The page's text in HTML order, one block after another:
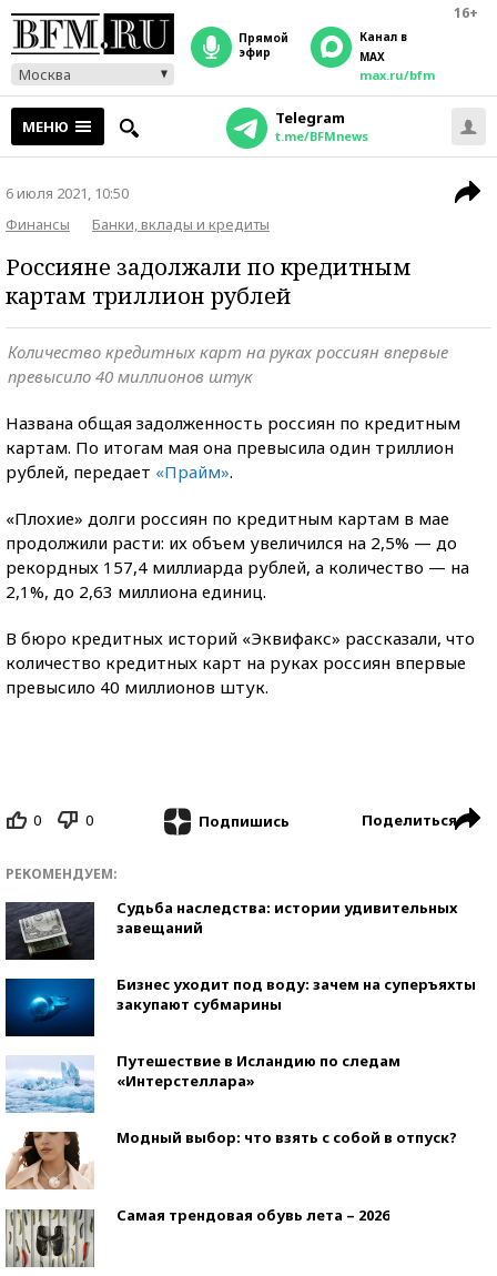
16+
Москва
прямой
эфир
Канал в
MAX
max.ru/bfm
МЕНЮ Telegram
t.me/BFMnews
6 июля 2021, 10:50
Финансы
Банки, вклады и кредиты
Россияне задолжали по кредитным
картам триллион рублей
Количество кредитных карт на руках россиян впервые
превысило 40 миллионов штук
Названа общая задолженность россиян по кредитным
картам. По итогам мая она превысила один триллион
рублей, передает «Прайм».
«Плохие» долги россиян по кредитным картам в мае
продолжили расти: их объем увеличился на 2,5% — до
рекордных 157,4 миллиарда рублей, а количество — на
2,1%, до 2,63 миллиона единиц.
В бюро кредитных историй «Эквифакс» рассказали, что
количество кредитных карт на руках россиян впервые
превысило 40 миллионов штук.
0 0 Подпишись Поделиться
РЕКОМЕНДУЕМ:
Судьба наследства: истории удивительных
завещаний
Бизнес уходит под воду: зачем на суперъяхты
закупают субмарины
Путешествие в Исландию по следам
«Интерстеллара»
Модный выбор: что взять с собой в отпуск?
Самая трендовая обувь лета – 2026